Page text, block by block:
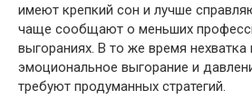
имеют крепкий сон и лучше
чаще сообщают о меньших
выгораниях. В то же время нехватка
эмоциональное выгорание и
требуют продуманных стратегий.